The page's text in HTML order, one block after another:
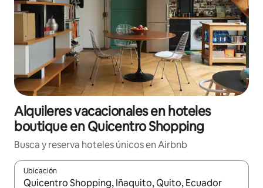
Alquileres vacacionales en hoteles
boutique en Quicentro Shopping
Busca y reserva hoteles únicos en Airbnb
Ubicación
Cuando los resultados estén disponibles, navega con las